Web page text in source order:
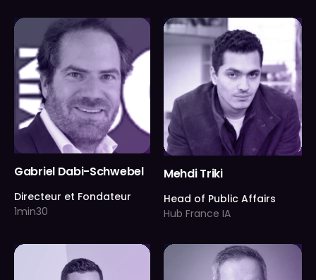
Gabriel Dabi-Schwebel
Directeur et Fondateur
1min30
Mehdi Triki
Head of Public Affairs
Hub France IA